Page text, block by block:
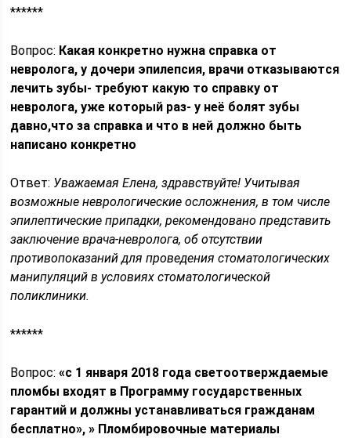
******
Вопрос: Какая конкретно нужна справка от
невролога, у дочери эпилепсия, врачи отказываются
лечить зубы- требуют какую то справку от
невролога, уже который раз- у неё болят зубы
давно,что за справка и что в ней должно быть
написано конкретно
Ответ: Уважаемая Елена, здравствуйте! Учитывая
возможные неврологические осложнения, в том числе
эпилептические припадки, рекомендовано представить
заключение врача-невролога, об отсутствии
противопоказаний для проведения стоматологических
манипуляций в условиях стоматологической
поликлиники.
******
Вопрос:«с 1 января 2018 года светоотверждаемые
пломбы входят в Программу государственных
гарантий и должны устанавливаться гражданам
бесплатно», » Пломбировочные материалы